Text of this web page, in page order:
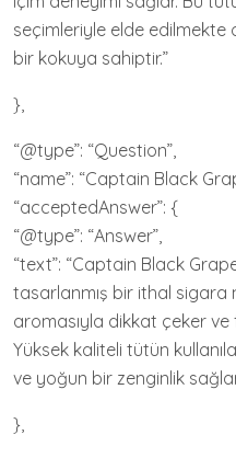
seçimleriyle elde edilmekte
bir kokuya sahiptir.”
},
“@type”: “Question”,
“name”: “Captain Black
“acceptedAnswer”: {
“@type”: “Answer”,
“text”: “Captain Black
tasarlanmış bir ithal sigara
aromasıyla dikkat çeker ve
Yüksek kaliteli tütün
ve yoğun bir zenginlik
},